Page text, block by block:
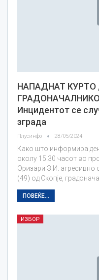
НАПАДНАТ
Инцидентот се
зграда
Плусинфо 28/05/2024
Како што информира
околу 15.30 часот во
Оризари З.И. агресивно
(49) од Скопје,
ПОВЕЌЕ...
ИЗБОР